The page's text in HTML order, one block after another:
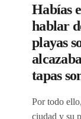
Habías
hablar
playas
tapas
Por todo
ciudad y su